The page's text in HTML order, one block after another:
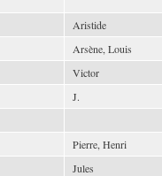
Aristide
Arsène, Louis
Victor
J.
Pierre, Henri
Jules